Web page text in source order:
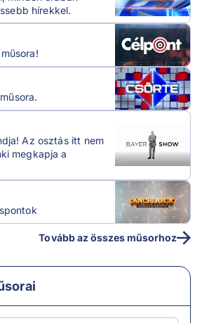
hírekkel.
Az osztás itt nem
megkapja a
Tovább az összes műsorhoz